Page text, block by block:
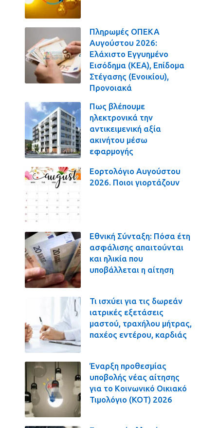
Πληρωμές ΟΠΕΚΑ
Αυγούστου 2026:
Ελάχιστο Εγγυημένο
Εισόδημα (ΚΕΑ), Επίδομα
Στέγασης (Ενοικίου),
Προνοιακά
Πως βλέπουμε
ηλεκτρονικά την
αντικειμενική αξία
ακινήτου μέσω
εφαρμογής
Εορτολόγιο Αυγούστου
2026. Ποιοι γιορτάζουν
Εθνική Σύνταξη: Πόσα έτη
ασφάλισης απαιτούνται
και ηλικία που
υποβάλλεται η αίτηση
Τι ισχύει για τις δωρεάν
ιατρικές εξετάσεις
μαστού, τραχήλου μήτρας,
παχέος εντέρου, καρδιάς
Έναρξη προθεσμίας
υποβολής νέας αίτησης
για το Κοινωνικό Οικιακό
Τιμολόγιο (ΚΟΤ) 2026